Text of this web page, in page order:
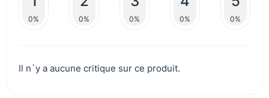
0% 0% 0% 0% 0%
Il n`y a aucune critique sur ce produit.